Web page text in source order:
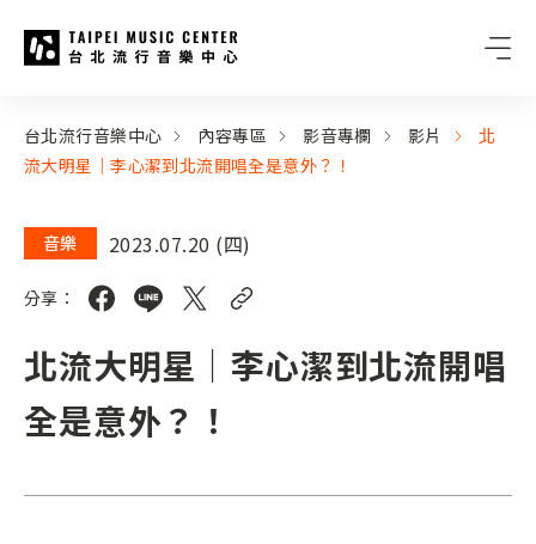
:::
台北流行音樂中心 內容專區 影音專欄 影片
北
流大明星｜李心潔到北流開唱全是意外？！
音樂 2023.07.20 (四)
分享：
北流大明星｜李心潔到北流開唱
全是意外？！